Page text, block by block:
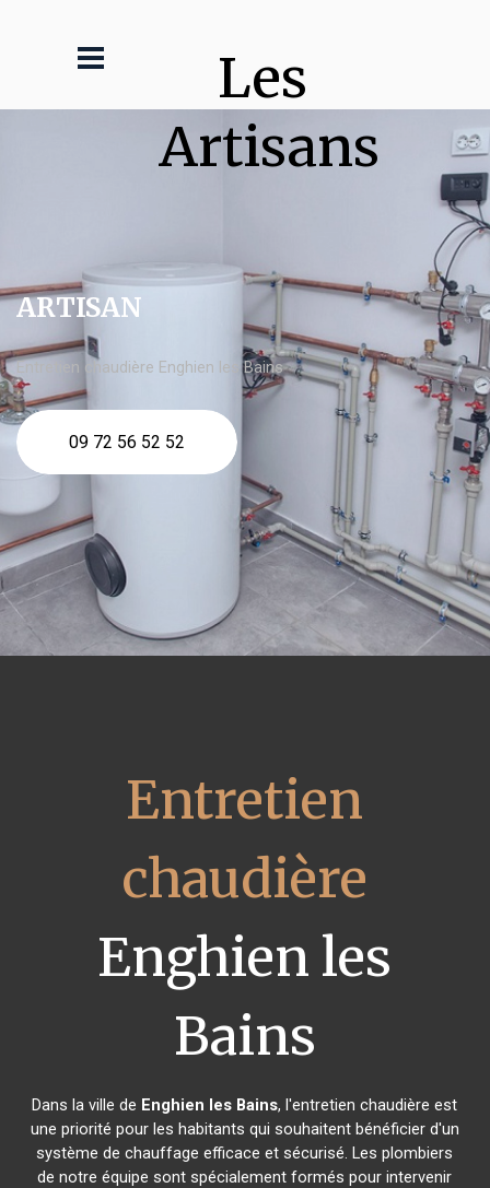
Les
Artisans
ARTISAN
Entretien chaudière Enghien les Bains
09 72 56 52 52
Entretien
chaudière
Enghien les
Bains
Dans la ville de Enghien les Bains, l'entretien chaudière est
une priorité pour les habitants qui souhaitent bénéficier d'un
système de chauffage efficace et sécurisé. Les plombiers
de notre équipe sont spécialement formés pour intervenir